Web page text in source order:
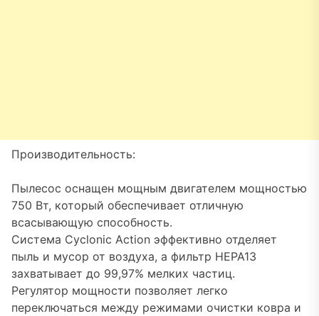
Производительность:
Пылесос оснащен мощным двигателем мощностью
750 Вт, который обеспечивает отличную
всасывающую способность.
Система Cyclonic Action эффективно отделяет
пыль и мусор от воздуха, а фильтр HEPA13
захватывает до 99,97% мелких частиц.
Регулятор мощности позволяет легко
переключаться между режимами очистки ковра и